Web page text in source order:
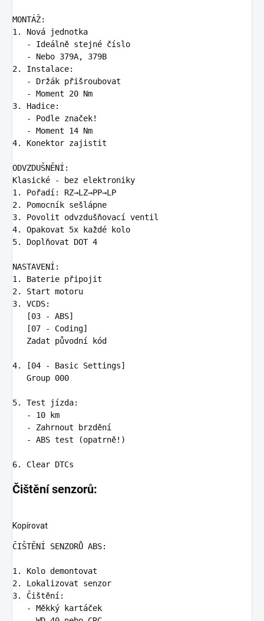
1.
   -
   -
2.
   -
   -
3.
   -
   -
4.
Konektor zajistit
ODVZDUŠNĚNÍ:
1.
2.
3.
4.
5.
Doplňovat DOT 4
1.
2.
3.
VCDS:
   [03 - ABS]
   [07 - Coding]
   Zadat původní kód
4.
[04 - Basic Settings]
   Group 000
5.
   -
   -
   -
ABS test (opatrně!)
6.
Čištění senzorů:
Kopírovat
ČIŠTĚNÍ SENZORŮ ABS:
1.
2.
3.
   -